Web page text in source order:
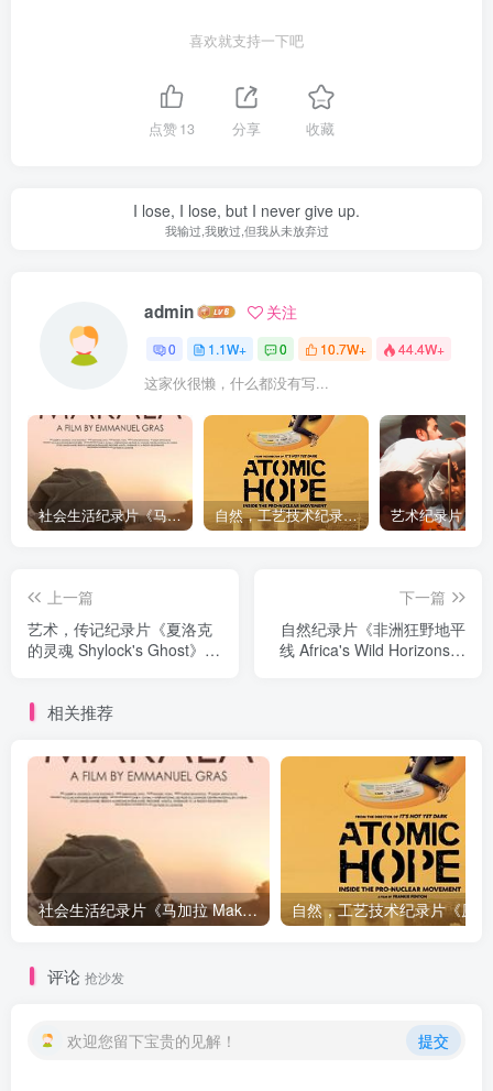
喜欢就支持一下吧
点赞13 分享 收藏
I lose, I lose, but I never give up.
我输过,我败过,但我从未放弃过
admin 关注
0 1.1W+ 0 10.7W+ 44.4W+
这家伙很懒，什么都没有写...
社会生活纪录片《马加拉 Makala》下载 自然，工艺技术纪录片《原子能的希望 Atomic Hope – Inside the Pro-Nuclear Movement》下载
上一篇
艺术，传记纪录片《夏洛克
的灵魂 Shylock's Ghost》下
下一篇
自然纪录片《非洲狂野地平
线 Africa's Wild Horizons》
相关推荐
社会生活纪录片《马加拉 Makala》下载
评论 抢沙发
欢迎您留下宝贵的见解！ 提交